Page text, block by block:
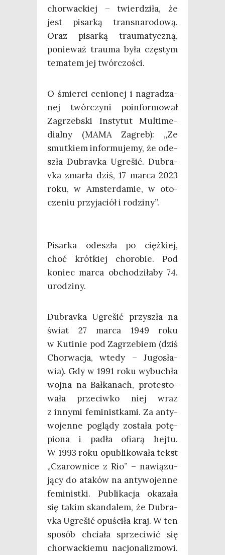
chor­wac­kiej – twier­dzi­ła, że
jest pisar­ką trans­na­ro­do­wą.
Oraz pisar­ką trau­ma­tycz­ną,
ponie­waż trau­ma była czę­stym
tema­tem jej twórczości.
O śmier­ci cenio­nej i nagra­dza­
nej twór­czy­ni poin­for­mo­wał
Zagrzeb­ski Insty­tut Mul­ti­me­
dial­ny (MAMA Zagreb): „Ze
smut­kiem infor­mu­je­my, że ode­
szła Dubra­vka Ugre­šić. Dubra­
vka zmar­ła dziś, 17 mar­ca 2023
roku, w Amster­da­mie, w oto­
cze­niu przy­ja­ciół i rodziny”.
Pisar­ka ode­szła po cięż­kiej,
choć krót­kiej cho­ro­bie. Pod
koniec mar­ca obcho­dzi­ła­by 74.
urodziny.
Dubra­vka Ugre­šić przy­szła na
świat 27 mar­ca 1949 roku
w Kuti­nie pod Zagrze­biem (dziś
Chor­wa­cja, wte­dy – Jugo­sła­
wia). Gdy w 1991 roku wybu­chła
woj­na na Bał­ka­nach, pro­te­sto­
wa­ła prze­ciw­ko niej wraz
z inny­mi femi­nist­ka­mi. Za anty­
wo­jen­ne poglą­dy zosta­ła potę­
pio­na i padła ofia­rą hej­tu.
W 1993 roku opu­bli­ko­wa­ła tekst
„Cza­row­ni­ce z Rio” – nawią­zu­
ją­cy do ata­ków na anty­wo­jen­ne
femi­nist­ki. Publi­ka­cja oka­za­ła
się takim skan­da­lem, że Dubra­
vka Ugre­šić opu­ści­ła kraj. W ten
spo­sób chcia­ła sprze­ci­wić się
chor­wac­kie­mu nacjo­na­li­zmo­wi.